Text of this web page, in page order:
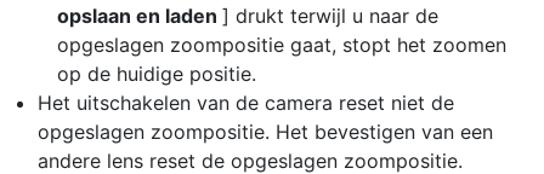
opslaan en laden ] drukt terwijl u naar de
opgeslagen zoompositie gaat, stopt het zoomen
op de huidige positie.
Het uitschakelen van de camera reset niet de
opgeslagen zoompositie. Het bevestigen van een
andere lens reset de opgeslagen zoompositie.